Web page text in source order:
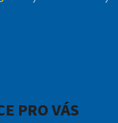
PRO VÁS